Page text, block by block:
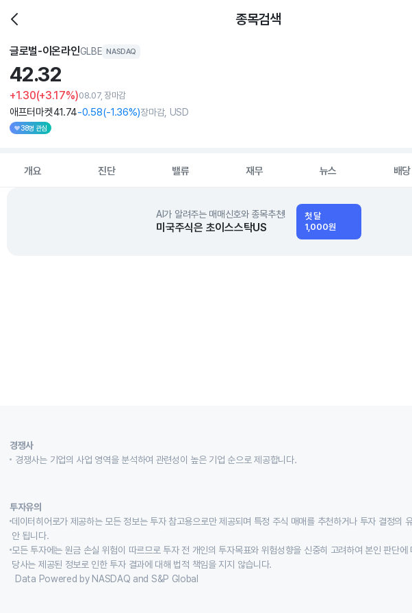
종목검색
글로벌-이온라인GLBE NASDAQ
42.32
+1.30(+3.17%)08.07, 장마감
애프터마켓41.74-0.58(-1.36%)장마감, USD
38명 관심
개요 진단 밸류 재무 뉴스 배당
AI가 알려주는 매매신호와 종목추천!
미국주식은 초이스스탁US
첫 달
1,000원
경쟁사
경쟁사는 기업의 사업 영역을 분석하여 관련성이 높은 기업 순으로 제공합니다.
투자유의
데이터히어로가 제공하는 모든 정보는 투자 참고용으로만 제공되며 특정 주식 매매를 추천하거나 투자 결정의
안 됩니다.
모든 투자에는 원금 손실 위험이 따르므로 투자 전 개인의 투자목표와 위험성향을 신중히 고려하여 본인 판단에
당사는 제공된 정보로 인한 투자 결과에 대해 법적 책임을 지지 않습니다.
Data Powered by NASDAQ and S&P Global